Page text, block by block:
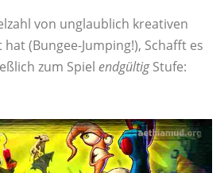
von unglaublich kreativen
(Bungee-Jumping!), Schafft es
zum Spiel endgültigStufe: